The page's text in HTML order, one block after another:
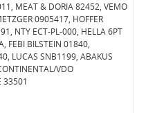
MEAT & DORIA 82452, VEMO
0905417, HOFFER
NTY ECT-PL-000, HELLA 6PT
FEBI BILSTEIN 01840,
LUCAS SNB1199, ABAKUS
VDO
33501